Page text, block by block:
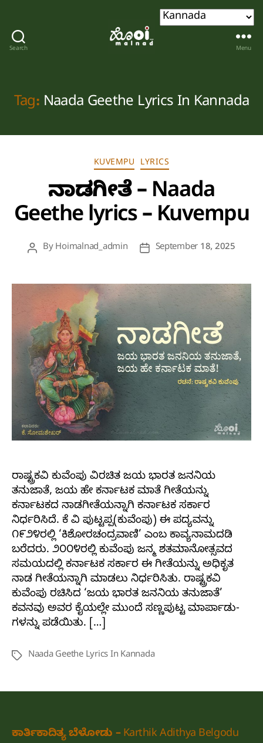
Search Menu
Tag: Naada Geethe Lyrics In Kannada
Categories
KUVEMPU LYRICS
ನಾಡಗೀತೆ – Naada
Geethe lyrics – Kuvempu
PostBy Hoimalnad_admin
PostSeptember 18, 2025
ರಾಷ್ಟ್ರಕವಿ ಕುವೆಂಪು ವಿರಚಿತ ಜಯ ಭಾರತ ಜನನಿಯ
ತನುಜಾತೆ, ಜಯ ಹೇ ಕರ್ನಾಟಕ ಮಾತೆ ಗೀತೆಯನ್ನು
ಕರ್ನಾಟಕದ ನಾಡಗೀತೆಯನ್ನಾಗಿ ಕರ್ನಾಟಕ ಸರ್ಕಾರ
ನಿರ್ಧರಿಸಿದೆ. ಕೆ ವಿ ಪುಟ್ಟಪ್ಪ(ಕುವೆಂಪು) ಈ ಪದ್ಯವನ್ನು
೧೯೨೪ರಲ್ಲಿ ‘ಕಿಶೋರಚಂದ್ರವಾಣಿ’ ಎಂಬ ಕಾವ್ಯನಾಮದಡಿ
ಬರೆದರು. ೨೦೦೪ರಲ್ಲಿ ಕುವೆಂಪು ಜನ್ಮ ಶತಮಾನೋತ್ಸವದ
ಸಮಯದಲ್ಲಿ ಕರ್ನಾಟಕ ಸರ್ಕಾರ ಈ ಗೀತೆಯನ್ನು ಅಧಿಕೃತ
ನಾಡ ಗೀತೆಯನ್ನಾಗಿ ಮಾಡಲು ನಿರ್ಧರಿಸಿತು. ರಾಷ್ಟ್ರಕವಿ
ಕುವೆಂಪು ರಚಿಸಿದ ‘ಜಯ ಭಾರತ ಜನನಿಯ ತನುಜಾತೆ’
ಕವನವು ಅವರ ಕೈಯಲ್ಲೇ ಮುಂದೆ ಸಣ್ಣಪುಟ್ಟ ಮಾರ್ಪಾಡು­
ಗಳನ್ನು ಪಡೆಯಿತು. […]
Tags Naada Geethe Lyrics In Kannada
ಕಾರ್ತಿಕಾದಿತ್ಯ ಬೆಳೋಡು – Karthik Adithya Belgodu